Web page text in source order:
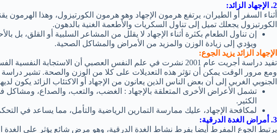
2. الإجهاد الزائد:
أثناء السفر أو الطيران، يرتفع هرمون الإجهاد وهو هرمون الكورتيزول، وهذا
الكورتيزول يجعلك تميل إلى تناول السكريات والأطعمة الغنية بالدهون.
إن تناول الطعام بكثرة أثناء الإجهاد لا يقلل من المشاعر السلبية أو القلق، بل
ويؤدي إلى زيادة الوزن والمزيد من الأمراض والمشاكل الصحية.
الإجهاد الزائد يزيد الجوع:
تفيد دراسة أجريت عام 2001 نشرت في علم النفس العصبي أن الاستجابة
الجنوبي الغربي إلى أن بعض الناس الذين يعانون من الإجهاد أو الاكتئاب الزائد
تشمل الأعراض الأخرى المتعلقة بالإجهاد : الغضب، والتعب، والصداع،
الكثير.
لمكافحة الإجهاد، عليك ممارسة التمارين الرياضية والتأمل، مما يساعد في
3. أمراض الغدة الدرقية:
يرتبط الجوع المفرط أيضا بفرط نشاط الغدة الدرقية، وهو مرض شائع يؤثر على الغدة